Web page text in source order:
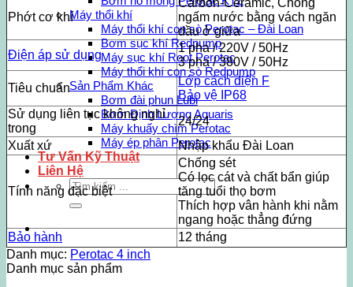
Máy thổi khí
Máy thổi khí con sò Perotac – Đài Loan
Bơm sục khí Redpump
Máy sục khí Root Perotac
Máy thổi khí con sò Redpump
Sản Phẩm Khác
Bơm đài phun Lubi
Bơm Định Lượng Aquaris
Máy khuấy chìm Perotac
Máy ép phân Perotac
Tư Vấn Kỹ Thuật
Liên Hệ
Tìm
kiếm:
Phớt cơ khí
ngấm nước bằng vách ngăn
dầu ở giữa
Điện áp sử dụng
1 pha / 220V / 50Hz
3 pha / 380V / 50Hz
Tiêu chuẩn
Lớp cách điện F
Bảo vệ IP68
Sử dụng liên tục không nghỉ
trong
24/24
Xuất xứ
Nhập khẩu Đài Loan
Tính năng đặc biệt
Chống sét
Có lọc cát và chất bẩn giúp
tăng tuổi thọ bơm
Thích hợp vân hành khi nằm
ngang hoặc thẳng đứng
Bảo hành
12 tháng
Danh mục: Perotac 4 inch
Danh mục sản phẩm